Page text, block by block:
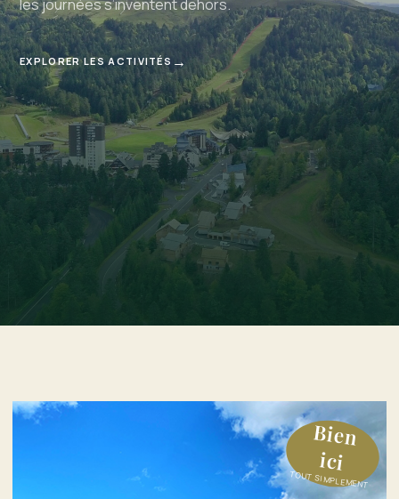
les journées s’inventent dehors.
EXPLORER LES ACTIVITÉS →
Bien
ici
TOUT SIMPLEMENT